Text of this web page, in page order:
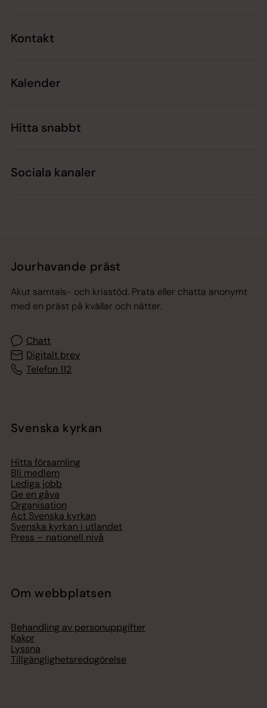
Kontakt
Kalender
Hitta snabbt
Sociala kanaler
Jourhavande präst
Akut samtals- och krisstöd. Prata eller chatta anonymt
med en präst på kvällar och nätter.
Chatt
Digitalt brev
Telefon 112
Svenska kyrkan
Hitta församling
Bli medlem
Lediga jobb
Ge en gåva
Organisation
Act Svenska kyrkan
Svenska kyrkan i utlandet
Press – nationell nivå
Om webbplatsen
Behandling av personuppgifter
Kakor
Lyssna
Tillgänglighetsredogörelse